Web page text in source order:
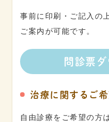
事前に印刷・ご記入の
ご案内が可能です。
問診票
治療に関するご
自由診療をご希望の方